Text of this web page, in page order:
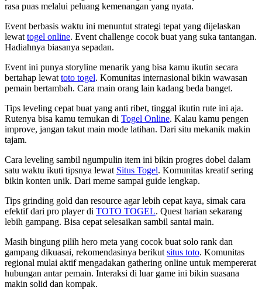
rasa puas melalui peluang kemenangan yang nyata.
Event berbasis waktu ini menuntut strategi tepat yang dijelaskan
lewat togel online. Event challenge cocok buat yang suka tantangan.
Hadiahnya biasanya sepadan.
Event ini punya storyline menarik yang bisa kamu ikutin secara
bertahap lewat toto togel. Komunitas internasional bikin wawasan
pemain bertambah. Cara main orang lain kadang beda banget.
Tips leveling cepat buat yang anti ribet, tinggal ikutin rute ini aja.
Rutenya bisa kamu temukan di Togel Online. Kalau kamu pengen
improve, jangan takut main mode latihan. Dari situ mekanik makin
tajam.
Cara leveling sambil ngumpulin item ini bikin progres dobel dalam
satu waktu ikuti tipsnya lewat Situs Togel. Komunitas kreatif sering
bikin konten unik. Dari meme sampai guide lengkap.
Tips grinding gold dan resource agar lebih cepat kaya, simak cara
efektif dari pro player di TOTO TOGEL. Quest harian sekarang
lebih gampang. Bisa cepat selesaikan sambil santai main.
Masih bingung pilih hero meta yang cocok buat solo rank dan
gampang dikuasai, rekomendasinya berikut situs toto. Komunitas
regional mulai aktif mengadakan gathering online untuk mempererat
hubungan antar pemain. Interaksi di luar game ini bikin suasana
makin solid dan kompak.